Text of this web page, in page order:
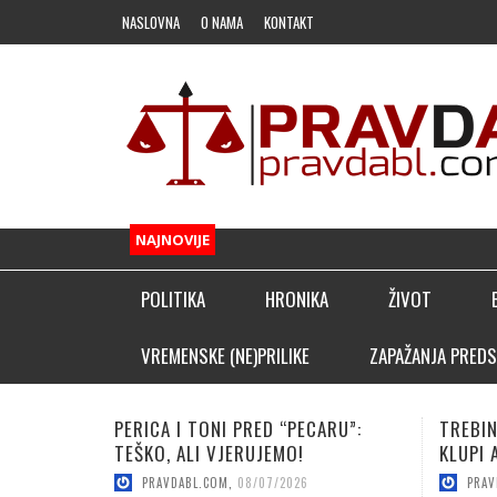
NASLOVNA O NAMA KONTAKT
NAJNOVIJE
POLITIKA HRONIKA ŽIVOT
FUDBAL
KLADIONIČARSKI KUTAK
VREMENSKE (NE)PRILIKE ZAPAŽANJA
TREBINJAC NEBOJŠA KAPOR NA
KLUPI AFRIČKOG GIGANTA!
PRAVDABL.COM 08/06/2026